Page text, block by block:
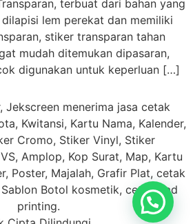
terbuat dari bahan yang
lem perekat dan memiliki
stiker transparan tahan
mudah ditemukan dipasaran,
digunakan untuk keperluan […]
Jekscreen menerima jasa cetak
Kwitansi, Kartu Nama, Kalender,
Cromo, Stiker Vinyl, Stiker
Amplop, Kop Surat, Map, Kartu
Poster, Majalah, Grafir Plat, cetak
Botol kosmetik, cetak Pad
printing.